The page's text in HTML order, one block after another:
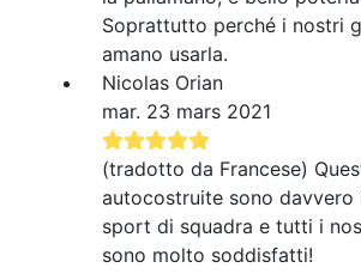
Soprattutto perché i nostri
amano usarla.
Nicolas Orian
mar. 23 mars 2021
(tradotto da Francese)
autocostruite sono
sport di squadra e tutti i
sono molto soddisfatti!